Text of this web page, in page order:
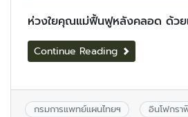
ห่วงใยคุณแม่ฟื้นฟูหลังคลอด ด้วย
Continue Reading
กรมการแพทย์แผนไทยฯ
อินโฟกร